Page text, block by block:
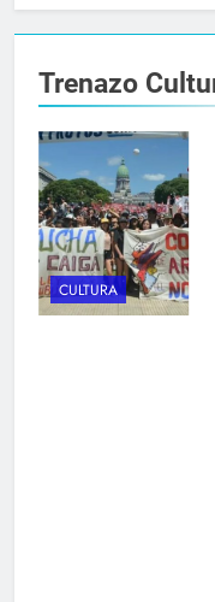
Trenazo
CULTURA